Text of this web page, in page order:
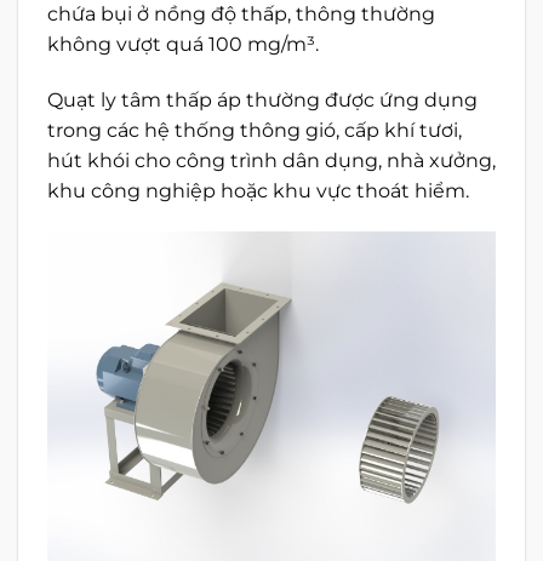
chứa bụi ở nồng độ thấp, thông thường
không vượt quá 100 mg/m³.
Quạt ly tâm thấp áp thường được ứng dụng
trong các hệ thống thông gió, cấp khí tươi,
hút khói cho công trình dân dụng, nhà xưởng,
khu công nghiệp hoặc khu vực thoát hiểm.